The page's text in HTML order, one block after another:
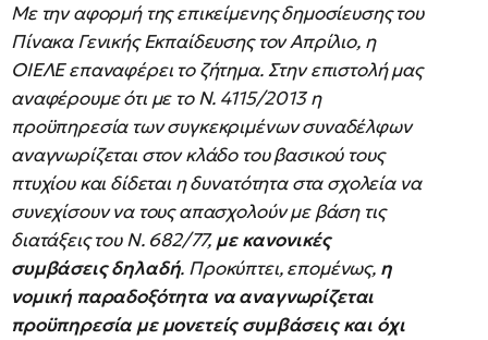
Με την αφορμή της επικείμενης δημοσίευσης του
Πίνακα Γενικής Εκπαίδευσης τον Απρίλιο, η
ΟΙΕΛΕ επαναφέρει το ζήτημα. Στην επιστολή μας
αναφέρουμε ότι με το Ν. 4115/2013 η
προϋπηρεσία των συγκεκριμένων συναδέλφων
αναγνωρίζεται στον κλάδο του βασικού τους
πτυχίου και δίδεται η δυνατότητα στα σχολεία να
συνεχίσουν να τους απασχολούν με βάση τις
διατάξεις του Ν. 682/77,με κανονικές
συμβάσεις δηλαδή. Προκύπτει, επομένως, η
νομική παραδοξότητα να αναγνωρίζεται
προϋπηρεσία με μονετείς συμβάσεις και όχι